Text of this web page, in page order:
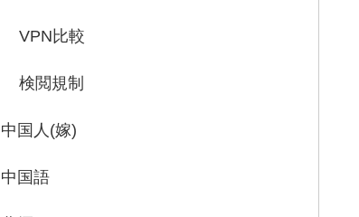
VPN比較
検閲規制
中国人(嫁)
中国語